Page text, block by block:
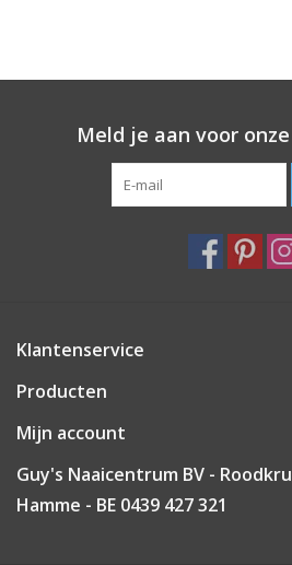
Meld je aan voor
Klantenservice
Producten
Mijn account
Guy's Naaicentrum BV -
Hamme - BE 0439 427 321